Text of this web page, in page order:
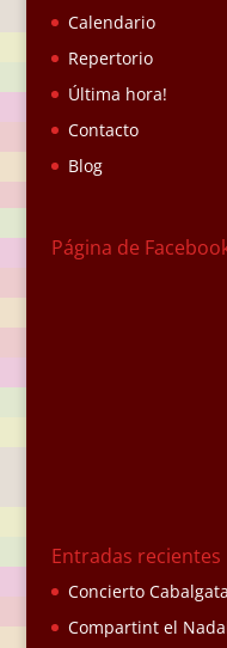
Calendario
Repertorio
Última hora!
Contacto
Blog
Página de
Entradas recientes
Concierto
Compartint el